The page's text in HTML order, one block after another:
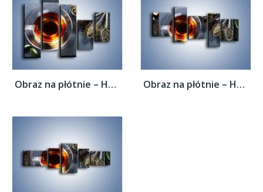
Obraz na płótnie – Herbata i inne dodatki... Obraz na płótnie – Herbata i inne dodatki...